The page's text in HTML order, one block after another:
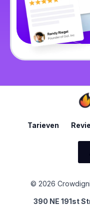
Tarieven
© 2026
390 NE 191st